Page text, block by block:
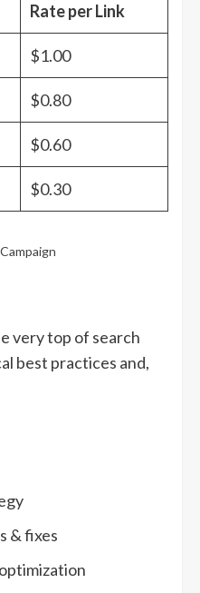
Rate per Link
$1.00
$0.80
$0.60
$0.30
very top of search
best practices and,
& fixes